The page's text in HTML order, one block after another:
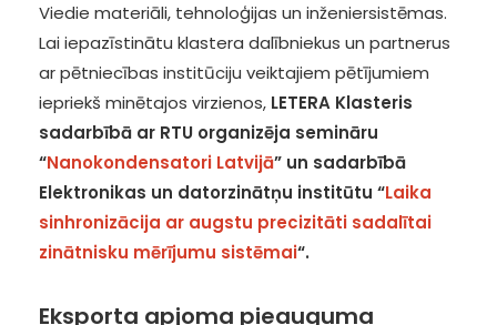
Viedie materiāli, tehnoloģijas un inženiersistēmas.
Lai iepazīstinātu klastera dalībniekus un partnerus
ar pētniecības institūciju veiktajiem pētījumiem
iepriekš minētajos virzienos, LETERA Klasteris
sadarbībā ar RTU organizēja semināru
“Nanokondensatori Latvijā” un sadarbībā
Elektronikas un datorzinātņu institūtu “Laika
sinhronizācija ar augstu precizitāti sadalītai
zinātnisku mērījumu sistēmai“.
Eksporta apjoma pieauguma